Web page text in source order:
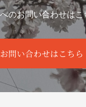
のお問い合わせはこ
お問い合わせはこちら